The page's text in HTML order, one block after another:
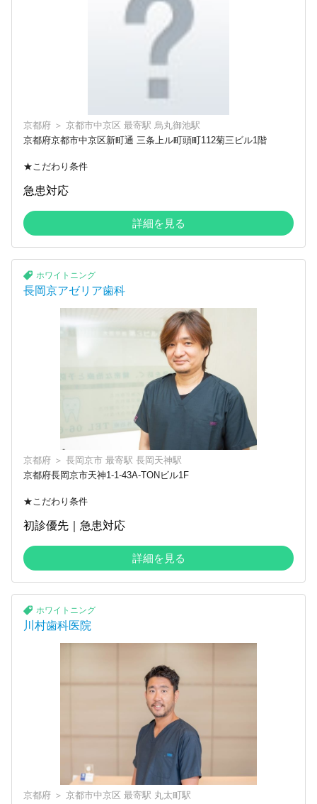
京都府 ＞ 京都市中京区 最寄駅 烏丸御池駅
京都府京都市中京区新町通 三条上ル町頭町112菊三ビル1階
★こだわり条件
急患対応
詳細を見る
ホワイトニング
長岡京アゼリア歯科
京都府 ＞ 長岡京市 最寄駅 長岡天神駅
京都府長岡京市天神1-1-43A-TONビル1F
★こだわり条件
初診優先｜急患対応
詳細を見る
ホワイトニング
川村歯科医院
京都府 ＞ 京都市中京区 最寄駅 丸太町駅